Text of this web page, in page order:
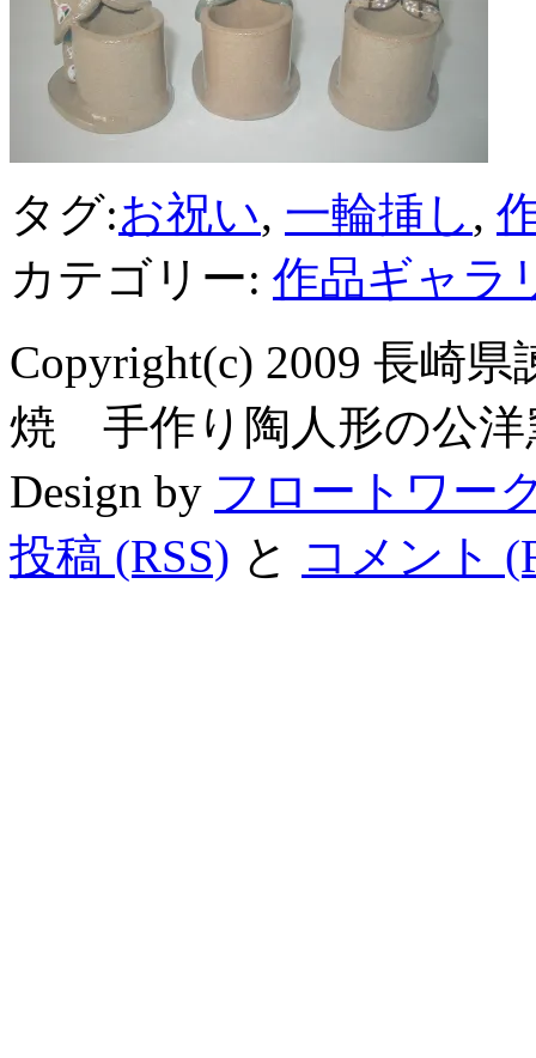
タグ:お祝い, 一輪挿し ,
カテゴリー: 作品ギャラ
Copyright(c) 2009 長崎
焼 手作り陶人形の公洋
Design by フロートワー
投稿 (RSS) と コメント